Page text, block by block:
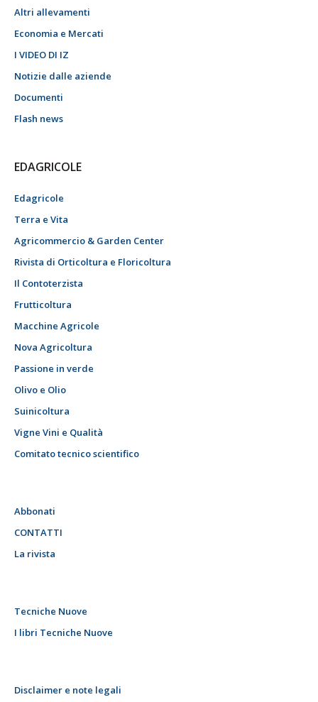
Altri allevamenti
Economia e Mercati
I VIDEO DI IZ
Notizie dalle aziende
Documenti
Flash news
EDAGRICOLE
Edagricole
Terra e Vita
Agricommercio & Garden Center
Rivista di Orticoltura e Floricoltura
Il Contoterzista
Frutticoltura
Macchine Agricole
Nova Agricoltura
Passione in verde
Olivo e Olio
Suinicoltura
Vigne Vini e Qualità
Comitato tecnico scientifico
Abbonati
CONTATTI
La rivista
Tecniche Nuove
I libri Tecniche Nuove
Disclaimer e note legali